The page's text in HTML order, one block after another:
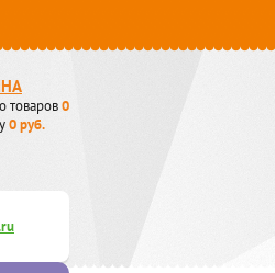
товаров0
0руб.